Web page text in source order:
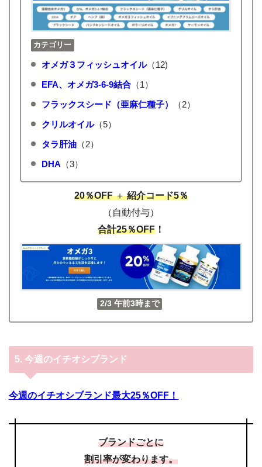
カテゴリー
オメガ３フィッシュオイル（12)
EFA、オメガ3-6-9結合（1）
フラックスシード（亜麻仁種子）
（2）
クリルオイル（5）
タラ肝油（2）
DHA （3）
20％OFF＋紹介コード5％
（自動付与）
合計25％OFF ！
2/3 午前3時まで
5. 今週のイチオシブランド
今週のイチオシブランド最大25％OFF！
ブランドごとに
割引率が変わります。